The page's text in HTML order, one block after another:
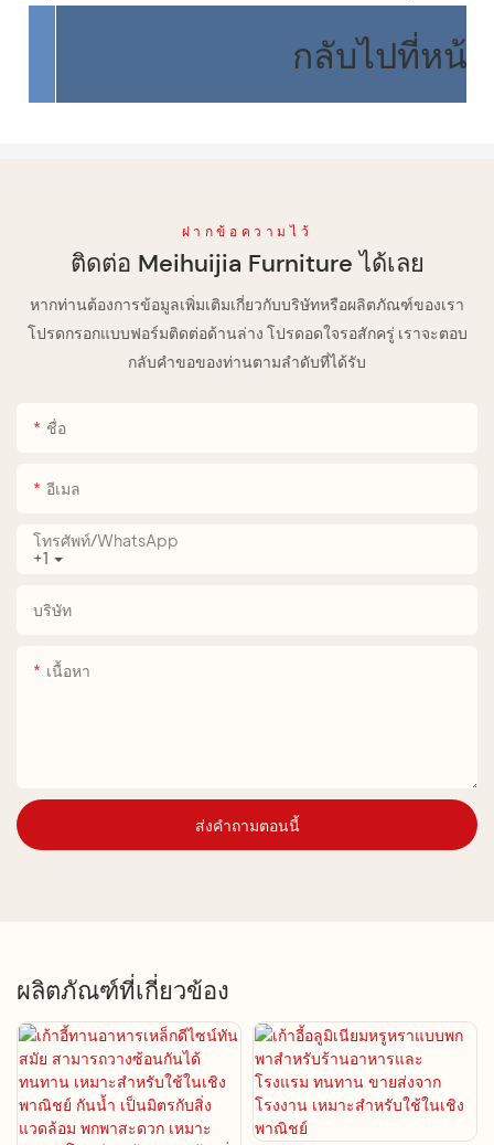
กลับไปที่หน้า
ฝากข้อความไว้
ติดต่อ Meihuijia Furniture ได้เลย
หากท่านต้องการข้อมูลเพิ่มเติมเกี่ยวกับบริษัทหรือผลิตภัณฑ์ของเรา
โปรดกรอกแบบฟอร์มติดต่อด้านล่าง โปรดอดใจรอสักครู่ เราจะตอบ
กลับคำขอของท่านตามลำดับที่ได้รับ
ชื่อ
อีเมล
+1
โทรศัพท์/WhatsApp
บริษัท
เนื้อหา
ส่งคำถามตอนนี้
ผลิตภัณฑ์ที่เกี่ยวข้อง